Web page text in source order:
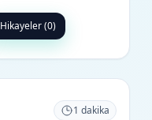
Hikayeler (0)
1 dakika